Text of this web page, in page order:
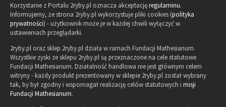
Korzystanie z Portalu 2ryby.pl oznacza akceptacjęregulaminu.
Informujemy, że strona 2ryby.pl wykorzystuje pliki cookies (polityka
prywatności) - użytkownik może je w każdej chwili wyłączyć w
ustawieniach przeglądarki.
2ryby.pl oraz sklep.2ryby.pl działa w ramach Fundacji Mathesianum.
Wszystkie zyski ze sklepu 2ryby.pl są przeznaczone na cele statutowe
Fundacji Mathesianum. Działalność handlowa nie jest głównym celem
witryny - każdy produkt prezentowany w sklepie 2ryby.pl został wybrany
tak, by był zgodny i wspomagał realizację celów statutowych i misji
Fundacji Mathesianum.